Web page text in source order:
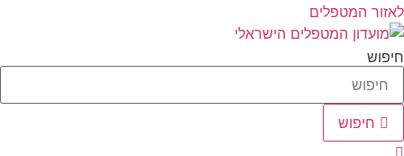
לאזור המטפלים
חיפוש
חיפוש